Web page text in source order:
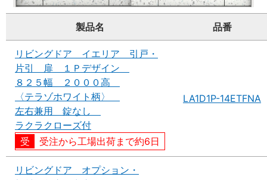
製品名 品番
リビングドア イエリア 引戸・
片引 扉 １Ｐデザイン
８２５幅 ２０００高
〈テラゾホワイト柄〉
左右兼用 錠なし
ラクラクローズ付
受注から工場出荷まで約6日
LA1D1P-14ETFNA
リビングドア オプション・